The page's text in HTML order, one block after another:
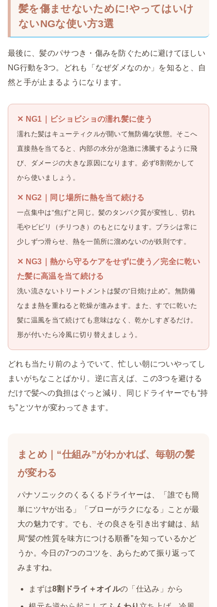
髪を傷ませないために!やってはいけ
ないNGな使い方3選
最後に、髪のパサつき・傷みを防ぐために避けてほしい
NG行動を3つ。どれも「なぜダメなのか」を知ると、自
然と手が止まるようになります。
✕ NG1｜ビショビショの濡れ髪に使う
濡れた髪はキューティクルが開いて無防備な状態。そこへ
直接熱を当てると、内部の水分が急激に沸騰するように飛
び、ダメージの大きな原因になります。必ず8割乾かして
から使いましょう。
✕ NG2｜同じ場所に熱を当て続ける
一点集中は“焦げ”と同じ。髪のタンパク質が変性し、切れ
毛やビビリ（チリつき）のもとになります。ブラシは常に
少しずつ滑らせ、熱を一箇所に溜めないのが鉄則です。
✕ NG3｜熱から守るケアをせずに使う／完全に乾い
た髪に高温を当て続ける
洗い流さないトリートメントは髪の“日焼け止め”。無防備
なまま熱を重ねると乾燥が進みます。また、すでに乾いた
髪に温風を当て続けても意味はなく、乾かしすぎるだけ。
形が付いたら冷風に切り替えましょう。
どれも当たり前のようでいて、忙しい朝についやってし
まいがちなことばかり。逆に言えば、この3つを避ける
だけで髪への負担はぐっと減り、同じドライヤーでも“持
ち”とツヤが変わってきます。
まとめ｜“仕組み”がわかれば、毎朝の髪
が変わる
パナソニックのくるくるドライヤーは、「誰でも簡
単にツヤが出る」「ブローがラクになる」ことが最
大の魅力です。でも、その良さを引き出す鍵は、結
局“髪の性質を味方につける順番”を知っているかど
うか。今日の7つのコツを、あらためて振り返って
みますね。
まずは8割ドライ＋オイルの「仕込み」から